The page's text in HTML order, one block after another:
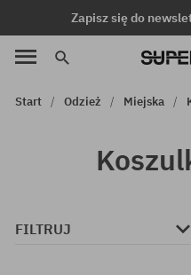
Zapisz się do
Start Odzież Miejska
FILTRUJ